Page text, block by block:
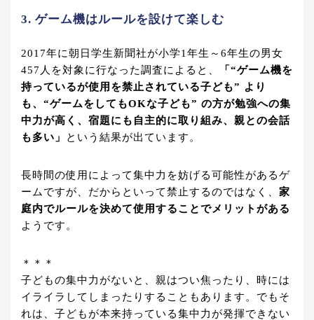
3. ゲーム機はルールを設けて楽しむ
2017年に朝日学生新聞社が小学1年生～6年生の男女
457人を対象に行なった調査によると、
「“ゲーム機を
持っているが使用を禁止されている子ども” より
も、“ゲームをしてもOKな子ども” の方が勉強への集
中力が高く、宿題にも自主的に取り組み、親との会話
も多い」
という結果が出ています。
長時間の使用によって集中力を妨げる可能性があるゲ
ームですが、だからといって禁止するのではなく、 家
庭内でルールを決めて使用することでメリットがある
ようです。
＊＊＊
子どもの集中力がないと、親はつい焦ったり、時には
イライラしてしまったりすることもあります。でもそ
れは、子どもが本来持っている集中力が発揮できない